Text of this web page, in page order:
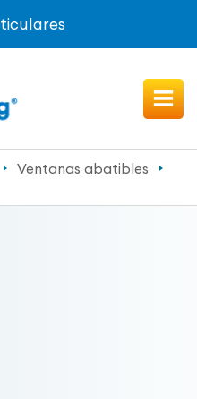
Ventanas abatibles